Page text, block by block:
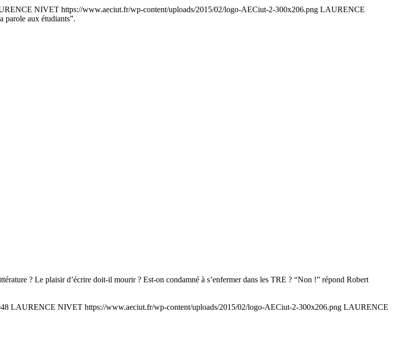
NIVET https://www.aeciut.fr/wp-content/uploads/2015/02/logo-AECiut-2-300x206.png LAURENCE
parole aux étudiants”.
? Le plaisir d’écrire doit-il mourir ? Est-on condamné à s’enfermer dans les TRE ? “Non !” répond Robert
LAURENCE NIVET https://www.aeciut.fr/wp-content/uploads/2015/02/logo-AECiut-2-300x206.png LAURENCE